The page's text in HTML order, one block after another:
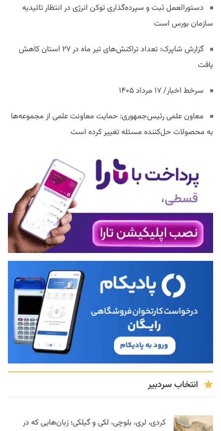
دستورالعمل ثبت و سپرده‌گذاری توکن انرژی در انتظار تائیدیه
سازمان بورس است
گزارش شاپرک: تعداد تراکنش‌های تیر ماه در ۲۷ استان‌ کاهش
یافت
سرخط اخبار/ ۱۷ مرداد ۱۴۰۵
معاون علمی رئیس‌جمهوری: حمایت معاونت علمی از مجموعه‌ها
به محصولات حل‌کننده مسئله تغییر کرده است
انتخاب سردبیر
کردی، لری، بلوچی، لکی و گیلکی؛ زبان‌هایی که در